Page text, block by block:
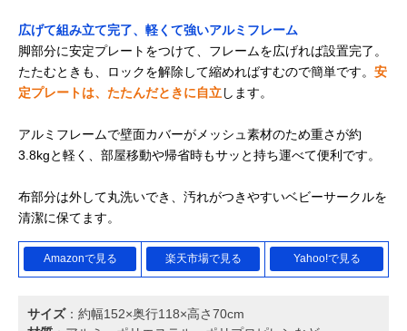
広げて組み立て完了、軽くて強いアルミフレーム
脚部分に安定プレートをつけて、フレームを広げれば設置完了。
たたむときも、ロックを解除して縮めればすむので簡単です。 安
定プレートは、たたんだときに自立します。
アルミフレームで壁面カバーがメッシュ素材のため重さが約
3.8kgと軽く、部屋移動や帰省時もサッと持ち運べて便利です。
布部分は外して丸洗いでき、汚れがつきやすいベビーサークルを
清潔に保てます。
Amazonで見る 楽天市場で見る Yahoo!で見る
サイズ：約幅152×奥行118×高さ70cm